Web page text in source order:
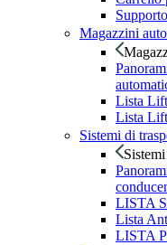
Magazzini
Lista Lift
Lista
Sistemi di
LISTA
Lista Ant
LISTA